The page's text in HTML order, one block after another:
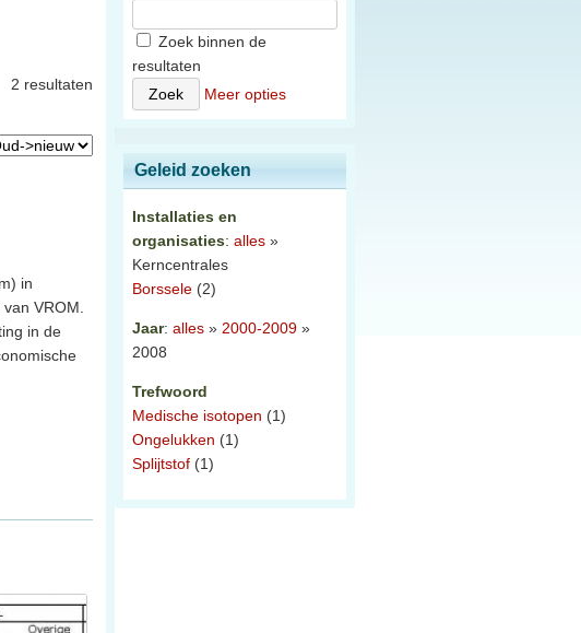
2 resultaten
in
VROM.
in de
Zoek binnen de
resultaten
Meer opties
Geleid zoeken
Installaties en
organisaties: alles »
Kerncentrales
Borssele (2)
Jaar: alles » 2000-2009 »
2008
Trefwoord
Medische isotopen (1)
Ongelukken (1)
Splijtstof (1)